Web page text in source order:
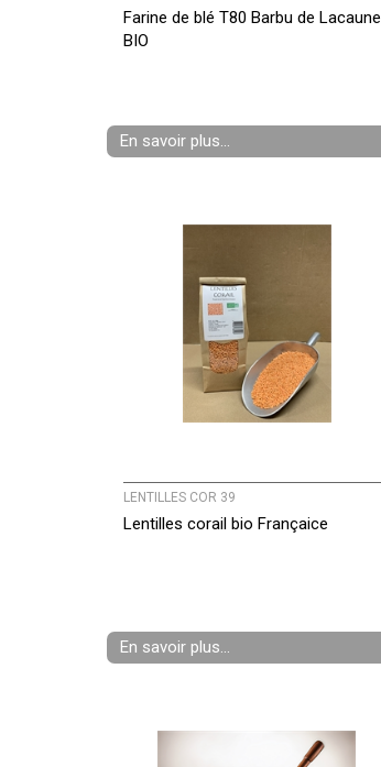
Farine de blé T80 Barbu de Lacaune
BIO
En savoir plus...
LENTILLES COR 39
Lentilles corail bio Françaice
En savoir plus...